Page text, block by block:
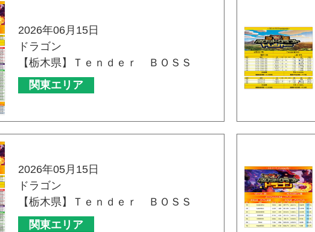
2026年06月15日
ドラゴン
【栃木県】Ｔｅｎｄｅｒ ＢＯＳＳ
関東エリア
2026年05月15日
ドラゴン
【栃木県】Ｔｅｎｄｅｒ ＢＯＳＳ
関東エリア